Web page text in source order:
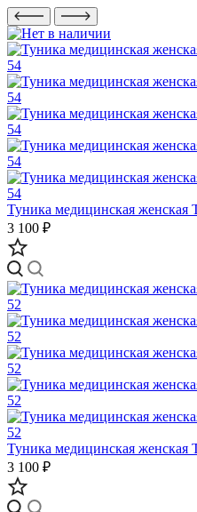
Туника медицинская женская
3 100 ₽
Туника медицинская женская
3 100 ₽